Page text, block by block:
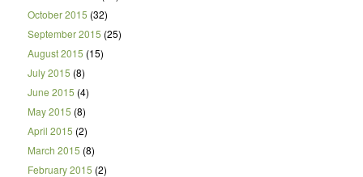
October 2015 (32)
September 2015 (25)
August 2015 (15)
July 2015 (8)
June 2015 (4)
May 2015 (8)
April 2015 (2)
March 2015 (8)
February 2015 (2)